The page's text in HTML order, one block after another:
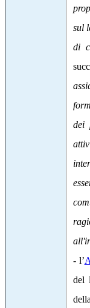
sul
di
dei
- l’
del